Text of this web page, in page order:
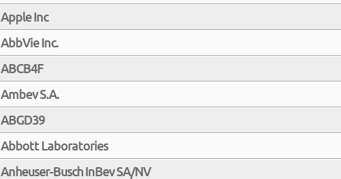
Apple Inc
AbbVie Inc.
ABCB4F
Ambev S.A.
ABGD39
Abbott Laboratories
Anheuser-Busch InBev SA/NV